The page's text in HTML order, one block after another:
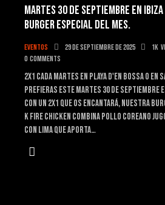
MARTES 30 DE SEPTIEMBRE EN
BURGER ESPECIAL DEL MES.
Eventos 29 de septiembre de 2025 1K
0 Comments
2x1 cada martes en playa d'en bossa o en
prefieras Este martes 30 DE SEPTIEMBRE
CON UN 2x1 QUE OS ENCANTARÁ, NUESTRA
K FIRE CHICKEN combina pollo coreano
con lima que aporta…